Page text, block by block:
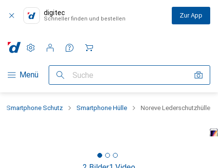
digitec
Schneller finden und bestellen Zur App
Navigation nach Kategorien
Menü Suche
Einstellungen
Kundenkonto
Vergleichslisten
Merklisten
Warenkorb
Smartphone Schutz Smartphone Hülle Noreve Lederschutzhülle